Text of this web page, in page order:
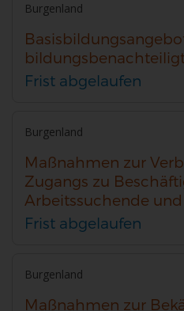
Burgenland
Frist abgelaufen
Burgenland
Maßnahmen zur
Zugangs zu
Arbeitssuchende
Frist abgelaufen
Burgenland
Maßnahmen zur